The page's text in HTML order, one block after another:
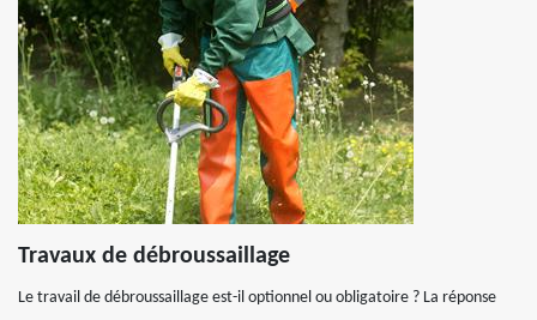
Travaux de débroussaillage
Le travail de débroussaillage est-il optionnel ou obligatoire ? La réponse